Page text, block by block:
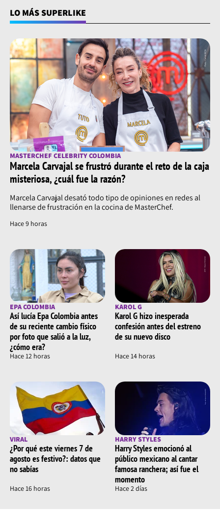
LO MÁS SUPERLIKE
MASTERCHEF CELEBRITY COLOMBIA
Marcela Carvajal se frustró durante el reto de la caja
misteriosa, ¿cuál fue la razón?
Marcela Carvajal desató todo tipo de opiniones en redes al
llenarse de frustración en la cocina de MasterChef.
Hace 9 horas
EPA COLOMBIA
Así lucía Epa Colombia antes
de su reciente cambio físico
por foto que salió a la luz,
¿cómo era?
Hace 12 horas
KAROL G
Karol G hizo inesperada
confesión antes del estreno
de su nuevo disco
Hace 14 horas
VIRAL
¿Por qué este viernes 7 de
agosto es festivo?: datos que
no sabías
Hace 16 horas
HARRY STYLES
Harry Styles emocionó al
público mexicano al cantar
famosa ranchera; así fue el
momento
Hace 2 días